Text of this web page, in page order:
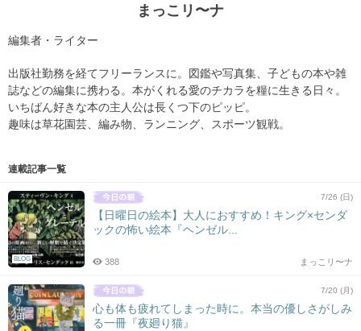
まっこリ〜ナ
編集者・ライター
出版社勤務を経てフリーランスに。図鑑や写真集、子どもの本や雑
誌などの編集に携わる。本がくれる愛のチカラを糧に生きる日々。
いちばん好きな本の主人公は長くつ下のピッピ。
趣味は草花園芸、編み物、ランニング、スポーツ観戦。
連載記事一覧
BLOG
7/26 (日)
【日曜日の絵本】大人におすすめ！キング×センダ
ックの怖い絵本『ヘンゼル...
まっこリ〜ナ
388
7/20 (月)
心も体も疲れてしまった時に。本当の優しさがしみ
る一冊『夜廻り猫』